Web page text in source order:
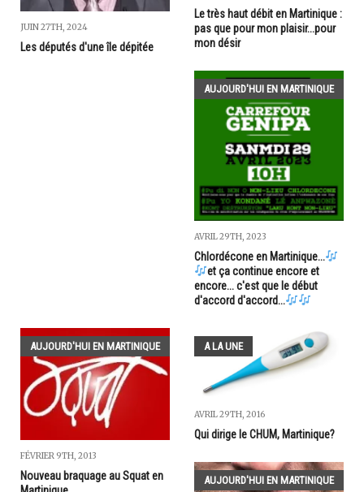
JUIN 27TH, 2024
Les députés d'une île dépitée
Le très haut débit en Martinique :
pas que pour mon plaisir...pour
mon désir
AUJOURD'HUI EN MARTINIQUE
AVRIL 29TH, 2023
Chlordécone en Martinique...
et ça continue encore et
encore... c'est que le début
d'accord d'accord...
AUJOURD'HUI EN MARTINIQUE
FÉVRIER 9TH, 2013
Nouveau braquage au Squat en
A LA UNE
AVRIL 29TH, 2016
Qui dirige le CHUM, Martinique?
AUJOURD'HUI EN MARTINIQUE